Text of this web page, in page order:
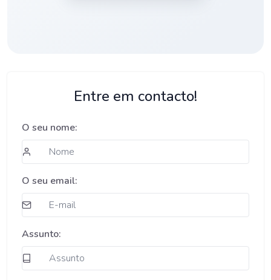
Entre em contacto!
O seu nome:
O seu email:
Assunto: